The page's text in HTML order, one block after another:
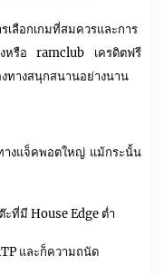
เลือกเกมที่สมควรและการ
งหรือ ramclub เครดิตฟรี
ทางสนุกสนานอย่างนาน
างแจ็คพอตใหญ่ แม้กระนั้น
ะที่มี House Edge ต่ำ
และก็ความถนัด